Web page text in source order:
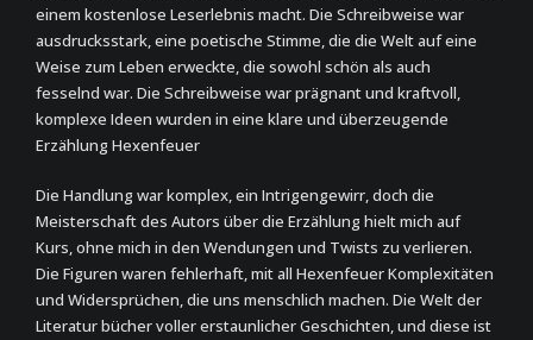
einem kostenlose Leserlebnis macht. Die Schreibweise war
ausdrucksstark, eine poetische Stimme, die die Welt auf eine
Weise zum Leben erweckte, die sowohl schön als auch
fesselnd war. Die Schreibweise war prägnant und kraftvoll,
komplexe Ideen wurden in eine klare und überzeugende
Erzählung Hexenfeuer
Die Handlung war komplex, ein Intrigengewirr, doch die
Meisterschaft des Autors über die Erzählung hielt mich auf
Kurs, ohne mich in den Wendungen und Twists zu verlieren.
Die Figuren waren fehlerhaft, mit all Hexenfeuer Komplexitäten
und Widersprüchen, die uns menschlich machen. Die Welt der
Literatur bücher voller erstaunlicher Geschichten, und diese ist